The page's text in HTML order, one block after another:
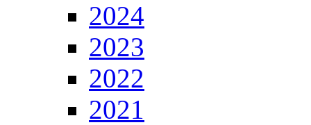
2024
2023
2022
2021